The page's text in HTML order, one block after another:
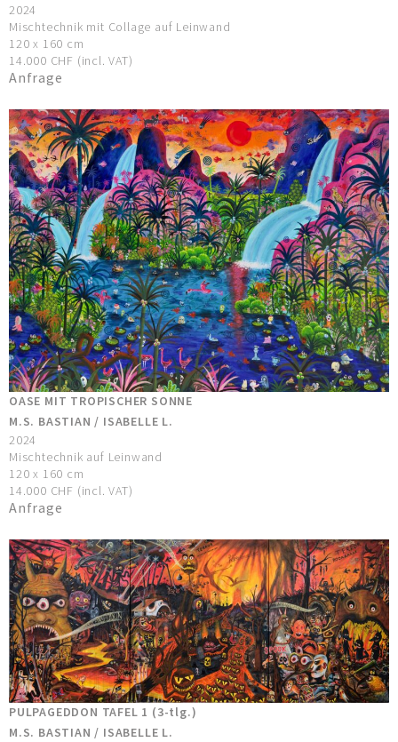
2024
Mischtechnik mit Collage auf Leinwand
120 x 160 cm
14.000 CHF (incl. VAT)
Anfrage
OASE MIT TROPISCHER SONNE
M.S. BASTIAN / ISABELLE L.
2024
Mischtechnik auf Leinwand
120 x 160 cm
14.000 CHF (incl. VAT)
Anfrage
PULPAGEDDON TAFEL 1 (3-tlg.)
M.S. BASTIAN / ISABELLE L.